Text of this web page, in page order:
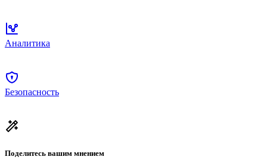
Аналитика
Безопасность
Поделитесь вашим мнением